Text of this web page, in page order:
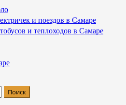
и поездов в Самаре
и теплоходов в Самаре